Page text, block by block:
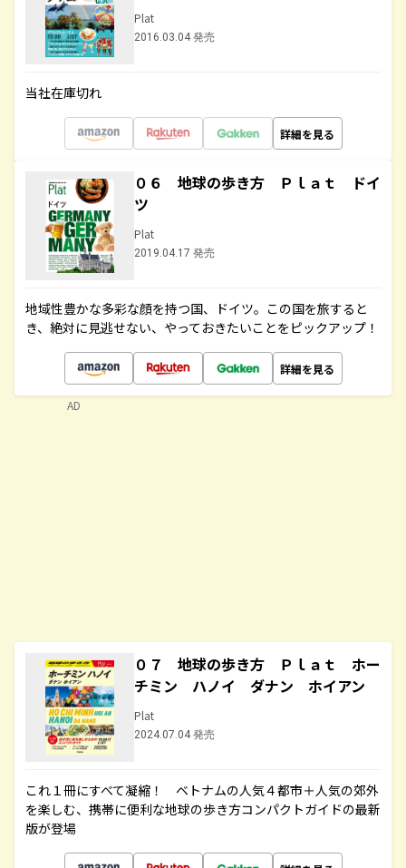
Plat
2016.03.04 発売
当社在庫切れ
詳細を見る
０６ 地球の歩き方 Ｐｌａｔ ドイ
ツ
Plat
2019.04.17 発売
地域性豊かな多彩な顔を持つ国、ドイツ。この国を旅すると
き、絶対に見逃せない、やっておきたいことをピックアップ！
詳細を見る
０７ 地球の歩き方 Ｐｌａｔ ホー
チミン ハノイ ダナン ホイアン
Plat
2024.07.04 発売
これ１冊にすべて凝縮！ ベトナムの人気４都市＋人気の郊外
を楽しむ、携帯に便利な地球の歩き方コンパクトガイドの最新
版が登場
AD